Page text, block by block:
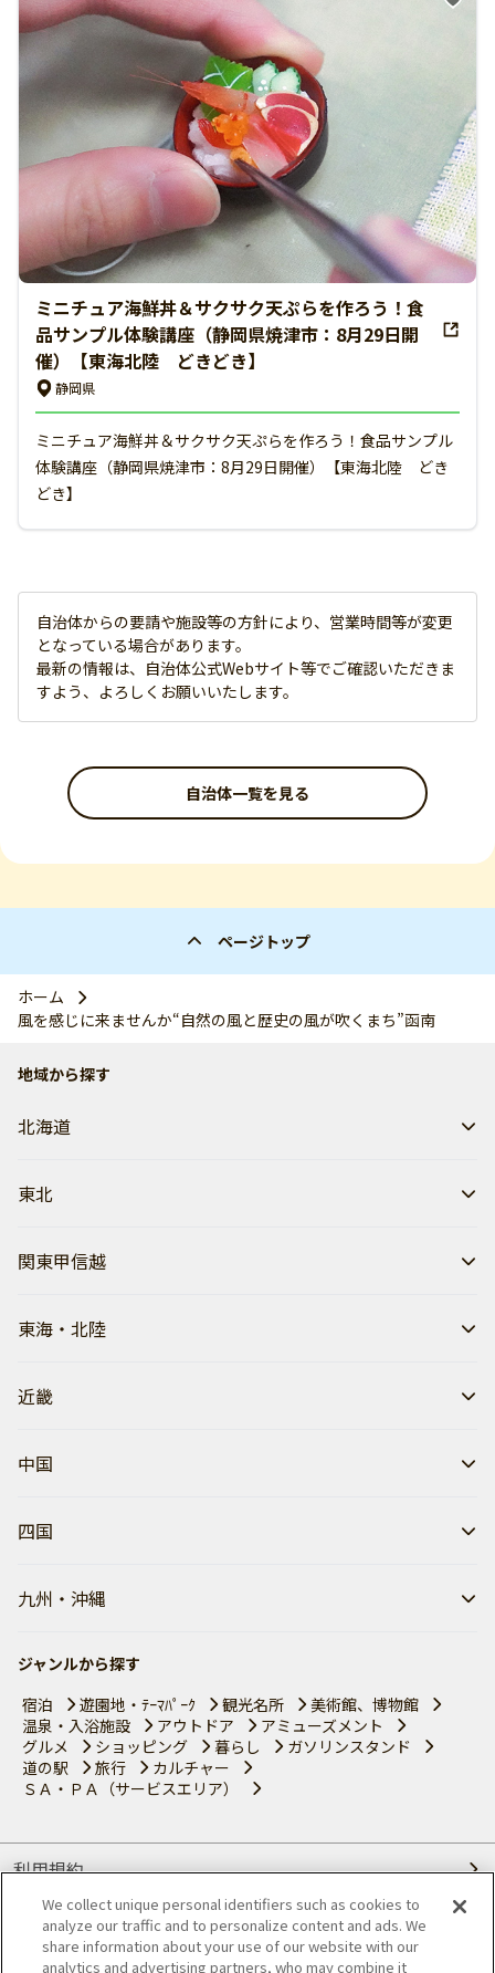
ミニチュア海鮮丼＆サクサク天ぷらを作ろう！食
品サンプル体験講座（静岡県焼津市：8月29日開
催）【東海北陸 どきどき】
静岡県
ミニチュア海鮮丼＆サクサク天ぷらを作ろう！食品サンプル
体験講座（静岡県焼津市：8月29日開催）【東海北陸 どき
どき】
自治体からの要請や施設等の方針により、営業時間等が変更
となっている場合があります。
最新の情報は、自治体公式Webサイト等でご確認いただきま
すよう、よろしくお願いいたします。
自治体一覧を見る
ページトップ
ホーム
風を感じに来ませんか“自然の風と歴史の風が吹くまち”函南
地域から探す
北海道
東北
関東甲信越
東海・北陸
近畿
中国
四国
九州・沖縄
ジャンルから探す
宿泊
遊園地・ﾃｰﾏﾊﾟｰｸ 観光名所
美術館、博物館
温泉・入浴施設
アウトドア
アミューズメント
グルメ
ショッピング 暮らし
ガソリンスタンド
道の駅
旅行
カルチャー
ＳＡ・ＰＡ（サービスエリア）
利用規約
個人情報の取り扱いについて
We collect unique personal identifiers such as cookies to
analyze our traffic and to personalize content and ads. We
share information about your use of our website with our
analytics and advertising partners, who may combine it